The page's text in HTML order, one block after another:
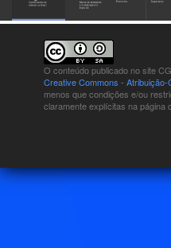
O conteúdo publicado no site
Creative Commons -
menos que condições e/ou
claramente explícitas na página